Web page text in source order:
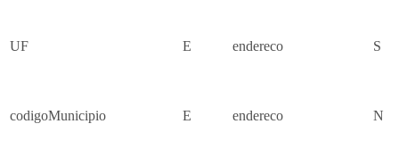
UF E endereco S
codigoMunicipio E endereco N